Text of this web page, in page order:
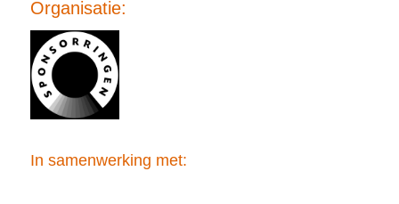
Organisatie:
In samenwerking met: